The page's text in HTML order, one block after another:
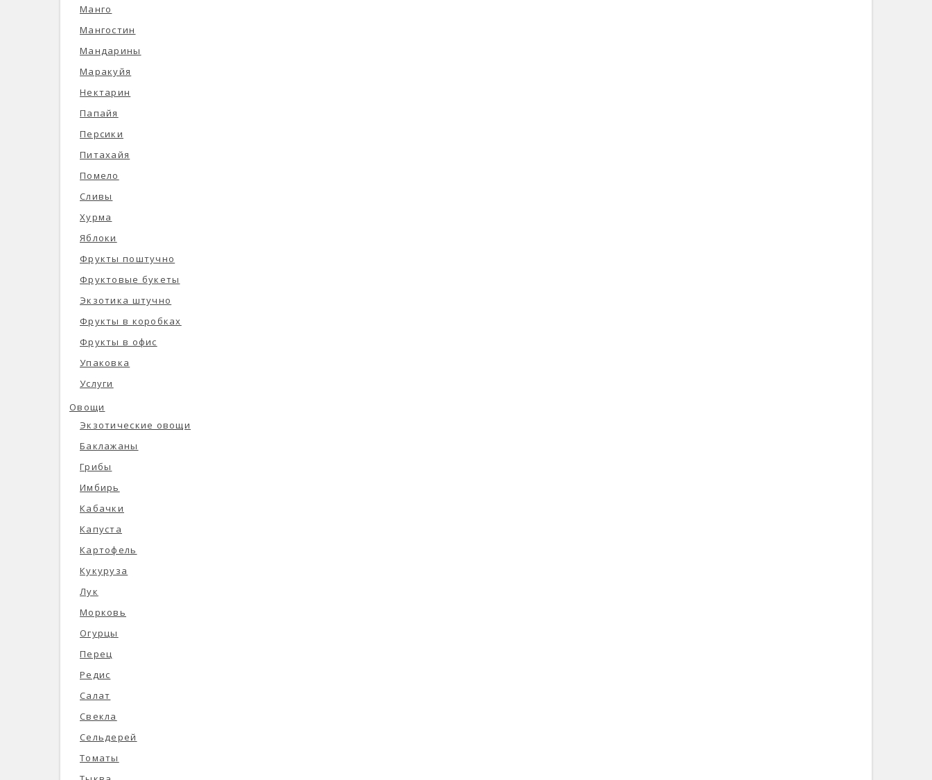
Манго
Мангостин
Мандарины
Маракуйя
Нектарин
Папайя
Персики
Питахайя
Помело
Сливы
Хурма
Яблоки
Фрукты поштучно
Фруктовые букеты
Экзотика штучно
Фрукты в коробках
Фрукты в офис
Упаковка
Услуги
Овощи
Экзотические овощи
Баклажаны
Грибы
Имбирь
Кабачки
Капуста
Картофель
Кукуруза
Лук
Морковь
Огурцы
Перец
Редис
Салат
Свекла
Сельдерей
Томаты